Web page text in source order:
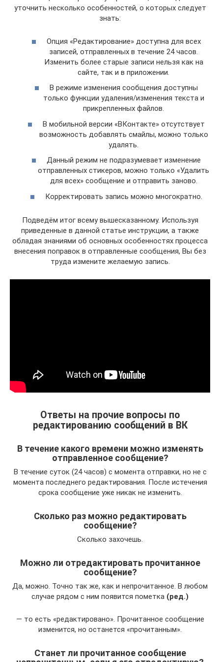
уточнить несколько особенностей, о которых следует
знать:
Опция «Редактирование» доступна для всех
записей, отправленных в течение 24 часов.
Изменить более старые записи нельзя как на
сайте, так и в приложении.
В режиме изменения сообщения доступны
только функции удаления/изменения текста и
прикрепленных файлов.
В мобильной версии «ВКонтакте» отсутствует
возможность добавлять смайлы, можно только
удалять.
Данный режим не подразумевает изменение
отправленных стикеров, можно только «Удалить
для всех» сообщение и отправить заново.
Корректировать запись можно многократно.
Подведём итог всему вышесказанному. Используя
приведенные в данной статье инструкции, а также
обладая знаниями об основных особенностях процесса
внесения поправок в отправленные сообщения, Вы без
труда измените желаемую запись.
Ответы на прочие вопросы по
редактированию сообщений в ВК
В течение какого времени можно изменять
отправленное сообщение?
В течение суток (24 часов) с момента отправки, но не с
момента последнего редактирования. После истечения
срока сообщение уже никак не изменить.
Сколько раз можно редактировать
сообщение?
Сколько захочешь.
Можно ли отредактировать прочитанное
сообщение?
Да, можно. Точно так же, как и непрочитанное. В любом
случае рядом с ним появится пометка (ред.)
— то есть «редактировано». Прочитанное сообщение
изменится, но останется «прочитанным».
Станет ли прочитанное сообщение